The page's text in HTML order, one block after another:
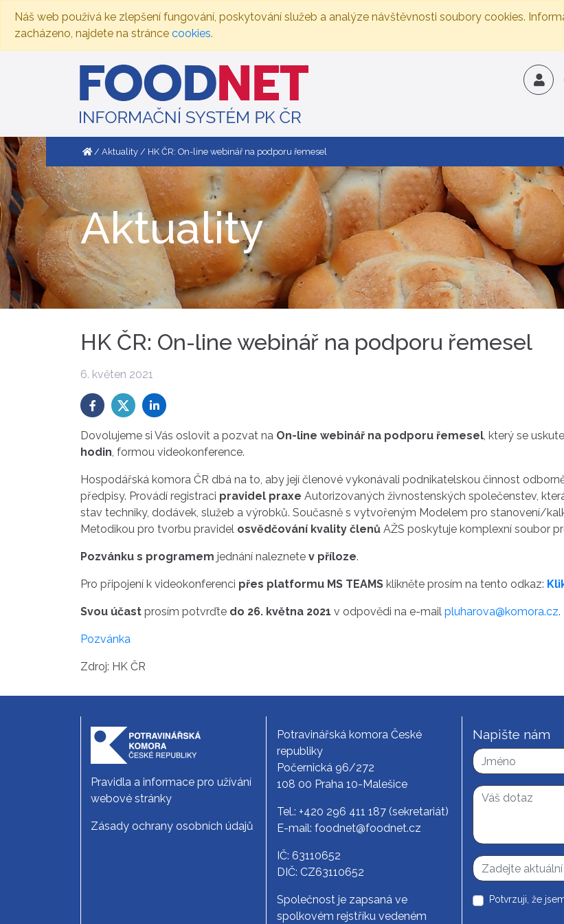
Náš web používá ke zlepšení fungování, poskytování služeb a analýze návštěvnosti soubory cookies.
zacházeno, najdete na stránce cookies.
Aktuality HK ČR: On-line webinář na podporu řemesel
Aktuality
HK ČR: On-line webinář na podporu řemesel
6. květen 2021
Dovolujeme si Vás oslovit a pozvat na On-line webinář na podporu řemesel, který se
hodin, formou videokonference.
Hospodářská komora ČR dbá na to, aby její členové vykonávali podnikatelskou činnost
předpisy. Provádí registraci pravidel praxe Autorizovaných živnostenských společenstev,
stav techniky, dodávek, služeb a výrobků. Současně s vytvořeným Modelem pro stanovení/
Metodikou pro tvorbu pravidel osvědčování kvality členů AŽS poskytuje komplexní soubor
Pozvánku s programem jednání naleznete v příloze.
Pro připojení k videokonferenci přes platformu MS TEAMS klikněte prosím na tento odkaz:
Svou účast prosím potvrďte do 26. května 2021 v odpovědi na e-mail pluharova@komora.cz.
Pozvánka
Zdroj: HK ČR
Pravidla a informace pro užívání
webové stránky
Zásady ochrany osobních údajů
Potravinářská komora České
republiky
Počernická 96/272
108 00 Praha 10-Malešice
Tel.: +420 296 411 187 (sekretariát)
E-mail: foodnet@foodnet.cz
IČ: 63110652
DIČ: CZ63110652
Společnost je zapsaná ve
spolkovém rejstříku vedeném
Napište nám
Potvrzuji, že